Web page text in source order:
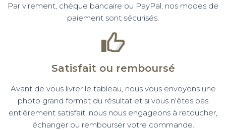
Par virement, chèque bancaire ou PayPal, nos modes de
paiement sont sécurisés.
Satisfait ou remboursé
Avant de vous livrer le tableau, nous vous envoyons une
photo grand format du résultat et si vous n'êtes pas
entièrement satisfait, nous nous engageons à retoucher,
échanger ou rembourser votre commande.